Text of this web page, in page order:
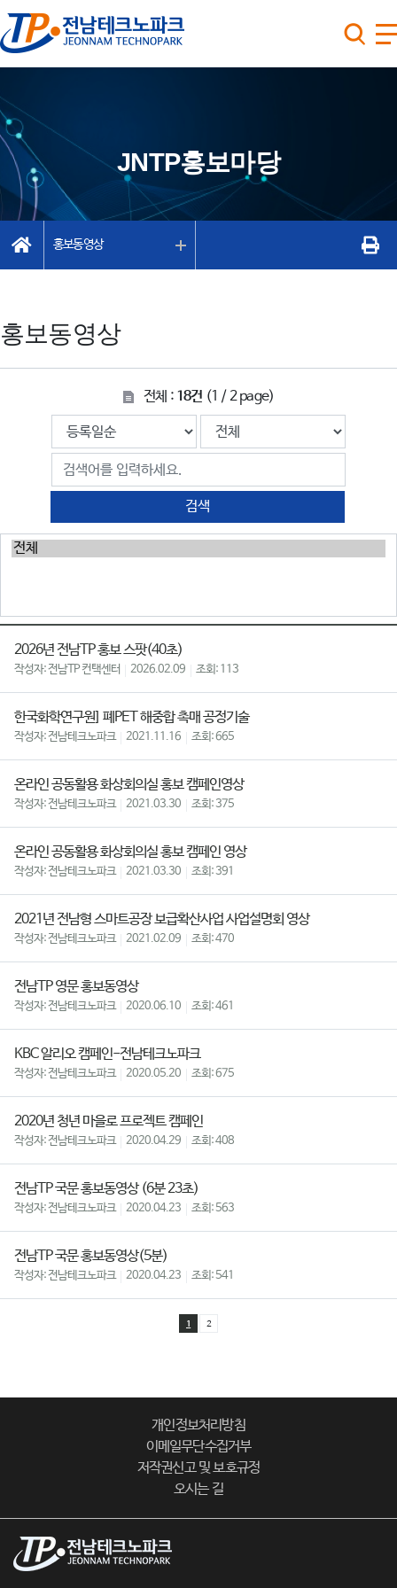
JNTP홍보마당
홍보동영상
홍보동영상
전체 : 18건 (1 / 2 page)
검색
2026년 전남TP 홍보 스팟(40초)
전남TP 컨택센터 2026.02.09 113
한국화학연구원] 폐PET 해중합 촉매 공정기술
전남테크노파크 2021.11.16 665
온라인 공동활용 화상회의실 홍보 캠페인영상
전남테크노파크 2021.03.30 375
온라인 공동활용 화상회의실 홍보 캠페인 영상
전남테크노파크 2021.03.30 391
2021년 전남형 스마트공장 보급확산사업 사업설명회 영상
전남테크노파크 2021.02.09 470
전남TP 영문 홍보동영상
전남테크노파크 2020.06.10 461
KBC 알리오 캠페인-전남테크노파크
전남테크노파크 2020.05.20 675
2020년 청년 마을로 프로젝트 캠페인
전남테크노파크 2020.04.29 408
전남TP 국문 홍보동영상 (6분 23초)
전남테크노파크 2020.04.23 563
전남TP 국문 홍보동영상(5분)
전남테크노파크 2020.04.23 541
1 2
개인정보처리방침
이메일무단수집거부
저작권신고 및 보호규정
오시는 길